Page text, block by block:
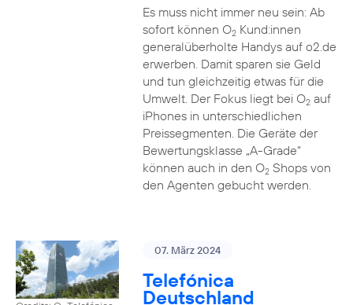
Es muss nicht immer neu sein: Ab
sofort können O2Kund:innen
generalüberholte Handys auf o2.de
erwerben. Damit sparen sie Geld
und tun gleichzeitig etwas für die
Umwelt. Der Fokus liegt bei O2auf
iPhones in unterschiedlichen
Preissegmenten. Die Geräte der
Bewertungsklasse „A-Grade“
können auch in den O2Shops von
den Agenten gebucht werden.
07. März 2024
Telefónica
Deutschland